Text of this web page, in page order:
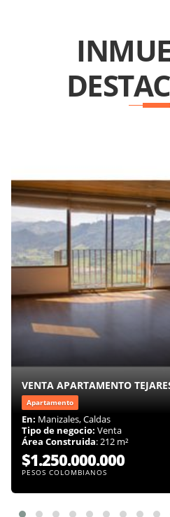
VENTA APARTAMENTO
Apartamento
En: Manizales, Caldas
Tipo de negocio: Venta
Área Construida: 212 m²
$1.250.000.000
PESOS COLOMBIANOS